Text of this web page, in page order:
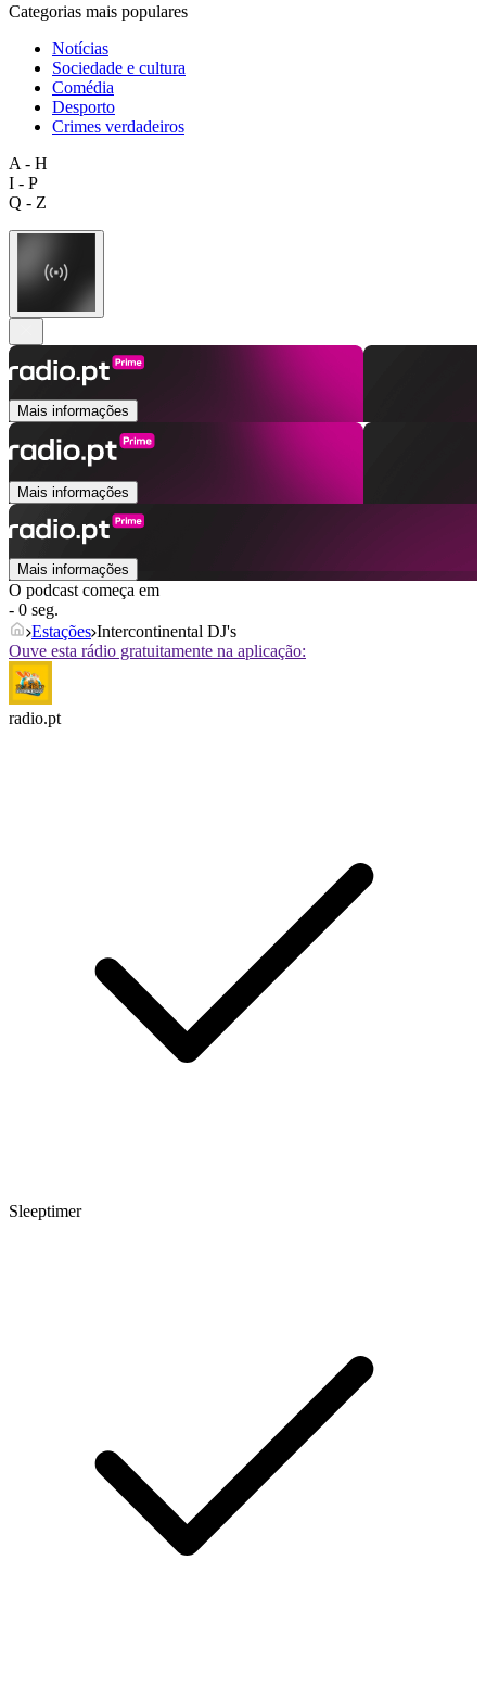
Categorias mais populares
Notícias
Sociedade e cultura
Comédia
Desporto
Crimes verdadeiros
A - H
I - P
Q - Z
Mais informações
Mais informações
Mais informações
O podcast começa em
- 0 seg.
Estações Intercontinental DJ's
Ouve esta rádio gratuitamente na aplicação:
radio.pt
Sleeptimer